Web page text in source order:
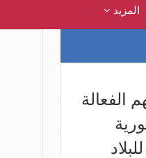
المزيد
الفعالة